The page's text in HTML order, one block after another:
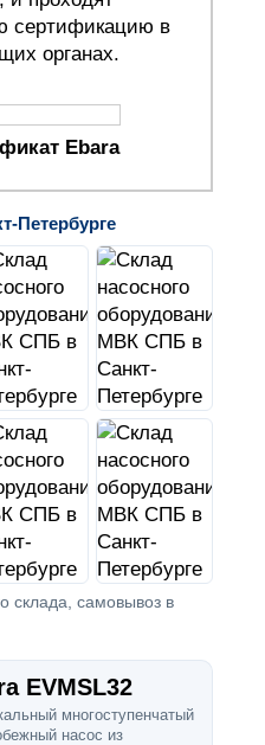
сертификацию в
органах.
Ebara
Петербурге
склада, самовывоз в
EVMSL32
многоступенчатый
насос из